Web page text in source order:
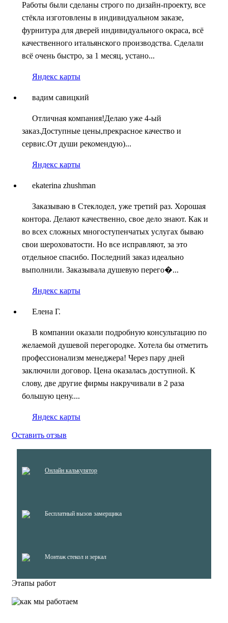
Работы были сделаны строго по дизайн-проекту, все
стёкла изготовлены в индивидуальном заказе,
фурнитура для дверей индивидуального окраса, всё
качественного итальянского производства. Сделали
всё очень быстро, за 1 месяц, устано...
Яндекс карты
вадим савицкий
Отличная компания!Делаю уже 4-ый
заказ.Доступные цены,прекрасное качество и
сервис.От души рекомендую)...
Яндекс карты
ekaterina zhushman
Заказываю в Стеклодел, уже третий раз. Хорошая
контора. Делают качественно, свое дело знают. Как и
во всех сложных многоступенчатых услугах бываю
свои шероховатости. Но все исправляют, за это
отдельное спасибо. Последний заказ идеально
выполнили. Заказывала душевую перего�...
Яндекс карты
Елена Г.
В компании оказали подробную консультацию по
желаемой душевой перегородке. Хотела бы отметить
профессионализм менеджера! Через пару дней
заключили договор. Цена оказалась доступной. К
слову, две другие фирмы накручивали в 2 раза
большую цену....
Яндекс карты
Оставить отзыв
Онлайн калькулятор
Бесплатный вызов замерщика
Монтаж стекол и зеркал
Этапы работ